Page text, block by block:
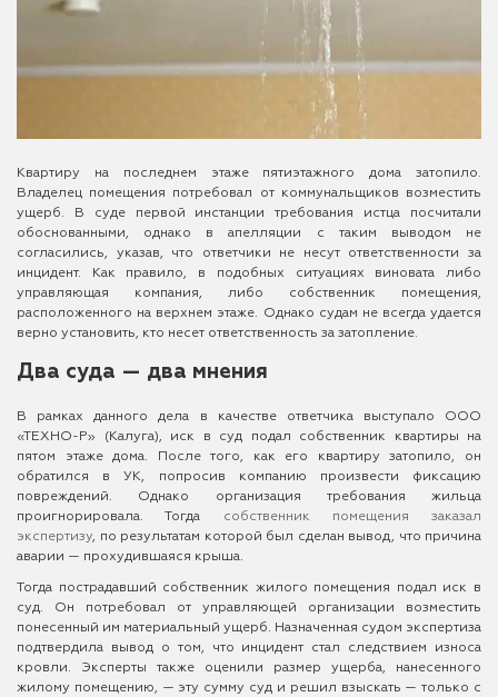
Квартиру на последнем этаже пятиэтажного дома затопило.
Владелец помещения потребовал от коммунальщиков возместить
ущерб. В суде первой инстанции требования истца посчитали
обоснованными, однако в апелляции с таким выводом не
согласились, указав, что ответчики не несут ответственности за
инцидент. Как правило, в подобных ситуациях виновата либо
управляющая компания, либо собственник помещения,
расположенного на верхнем этаже. Однако судам не всегда удается
верно установить, кто несет ответственность за затопление.
Два суда — два мнения
В рамках данного дела в качестве ответчика выступало ООО
«ТЕХНО-Р» (Калуга), иск в суд подал собственник квартиры на
пятом этаже дома. После того, как его квартиру затопило, он
обратился в УК, попросив компанию произвести фиксацию
повреждений. Однако организация требования жильца
проигнорировала. Тогда
собственник помещения заказал
экспертизу, по результатам которой был сделан вывод, что причина
аварии — прохудившаяся крыша.
Тогда пострадавший собственник жилого помещения подал иск в
суд. Он потребовал от управляющей организации возместить
понесенный им материальный ущерб. Назначенная судом экспертиза
подтвердила вывод о том, что инцидент стал следствием износа
кровли. Эксперты также оценили размер ущерба, нанесенного
жилому помещению, — эту сумму суд и решил взыскать — только с